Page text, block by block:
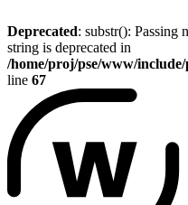
Deprecated: substr(): Passing
string is deprecated in
/home/proj/pse/www/
line 67